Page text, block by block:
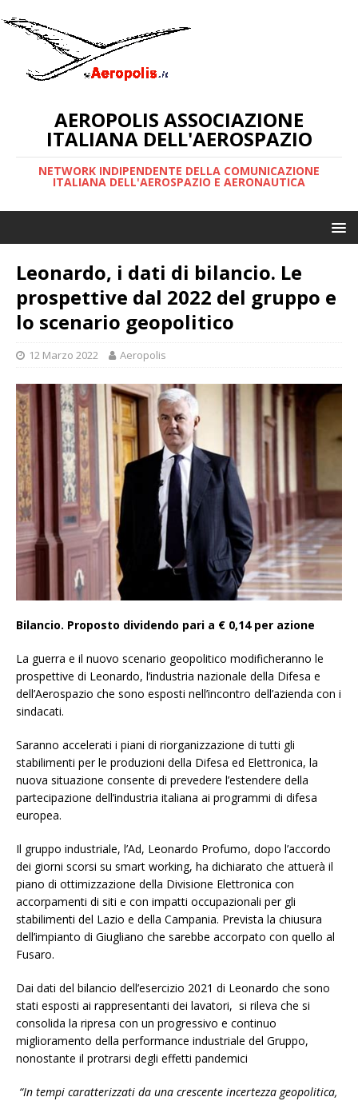
AEROPOLIS ASSOCIAZIONE
ITALIANA DELL'AEROSPAZIO
NETWORK INDIPENDENTE DELLA COMUNICAZIONE
ITALIANA DELL'AEROSPAZIO E AERONAUTICA
Leonardo, i dati di bilancio. Le
prospettive dal 2022 del gruppo e
lo scenario geopolitico
12 Marzo 2022 Aeropolis
Bilancio. Proposto dividendo pari a € 0,14 per azione
La guerra e il nuovo scenario geopolitico modificheranno le
prospettive di Leonardo, l’industria nazionale della Difesa e
dell’Aerospazio che sono esposti nell’incontro dell’azienda con i
sindacati.
Saranno accelerati i piani di riorganizzazione di tutti gli
stabilimenti per le produzioni della Difesa ed Elettronica, la
nuova situazione consente di prevedere l’estendere della
partecipazione dell’industria italiana ai programmi di difesa
europea.
Il gruppo industriale, l’Ad, Leonardo Profumo, dopo l’accordo
dei giorni scorsi su smart working, ha dichiarato che attuerà il
piano di ottimizzazione della Divisione Elettronica con
accorpamenti di siti e con impatti occupazionali per gli
stabilimenti del Lazio e della Campania. Prevista la chiusura
dell’impianto di Giugliano che sarebbe accorpato con quello al
Fusaro.
Dai dati del bilancio dell’esercizio 2021 di Leonardo che sono
stati esposti ai rappresentanti dei lavatori, si rileva che si
consolida la ripresa con un progressivo e continuo
miglioramento della performance industriale del Gruppo,
nonostante il protrarsi degli effetti pandemici
“In tempi caratterizzati da una crescente incertezza geopolitica,